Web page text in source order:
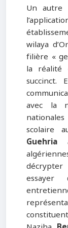
Un autre
wilaya
filière «
la réalité
succinct.
avec la
scolaire
Guehria
décrypter